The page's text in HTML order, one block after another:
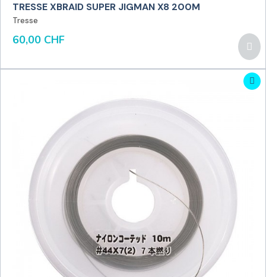
TRESSE XBRAID SUPER JIGMAN X8 200M
Tresse
60,00 CHF